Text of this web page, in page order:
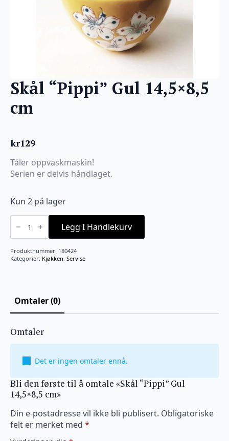
Skål “Pippi” Gul 14,5×8,5
cm
kr129
Tåler oppvaskmaskin!
Serien er delvis håndlaget.
Kun 2 på lager
Skål
"Pippi"
14,5x8,5
cm
antall
Legg I Handlekurv
Produktnummer: 180424
Kategorier: Kjøkken, Servise
Omtaler (0)
Omtaler
Det er ingen omtaler ennå.
Bli den første til å omtale «Skål “Pippi” Gul
14,5×8,5 cm»
Din e-postadresse vil ikke bli publisert. Obligatoriske
felt er merket med *